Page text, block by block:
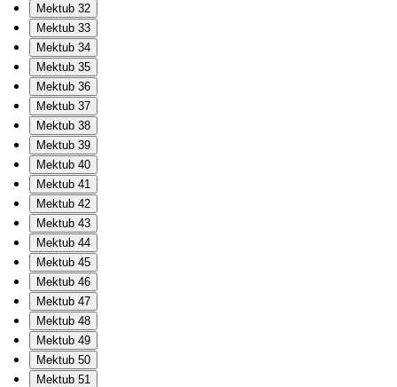
Mektub 32
Mektub 33
Mektub 34
Mektub 35
Mektub 36
Mektub 37
Mektub 38
Mektub 39
Mektub 40
Mektub 41
Mektub 42
Mektub 43
Mektub 44
Mektub 45
Mektub 46
Mektub 47
Mektub 48
Mektub 49
Mektub 50
Mektub 51